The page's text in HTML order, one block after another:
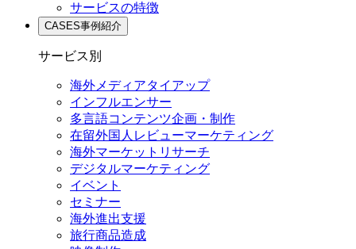
サービスの特徴
CASES事例紹介
サービス別
海外メディアタイアップ
インフルエンサー
多言語コンテンツ企画・制作
在留外国⼈レビューマーケティング
海外マーケットリサーチ
デジタルマーケティング
イベント
セミナー
海外進出支援
旅行商品造成